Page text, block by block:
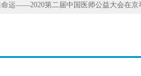
——2020第二届中国医师公益大会在京举行